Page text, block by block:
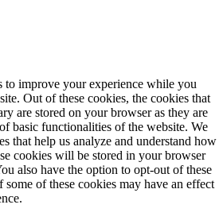
to improve your experience while you
Out of these cookies, the cookies that
are stored on your browser as they are
basic functionalities of the website. We
that help us analyze and understand how
cookies will be stored in your browser
also have the option to opt-out of these
of these cookies may have an effect